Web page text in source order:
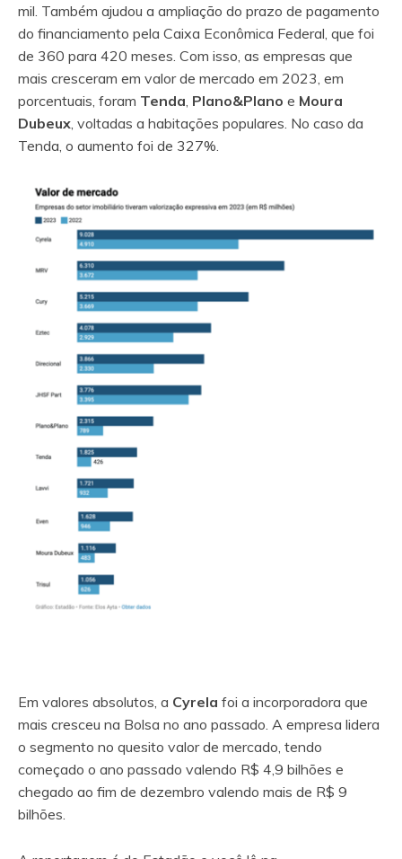
mil. Também ajudou a ampliação do prazo de pagamento
do financiamento pela Caixa Econômica Federal, que foi
de 360 para 420 meses. Com isso, as empresas que
mais cresceram em valor de mercado em 2023, em
porcentuais, foram Tenda Plano&Plano e Moura
Dubeux , voltadas a habitações populares. No caso da
Tenda, o aumento foi de 327%.
Em valores absolutos, a Cyrela foi a incorporadora que
mais cresceu na Bolsa no ano passado. A empresa lidera
o segmento no quesito valor de mercado, tendo
começado o ano passado valendo R$ 4,9 bilhões e
chegado ao fim de dezembro valendo mais de R$ 9
bilhões.